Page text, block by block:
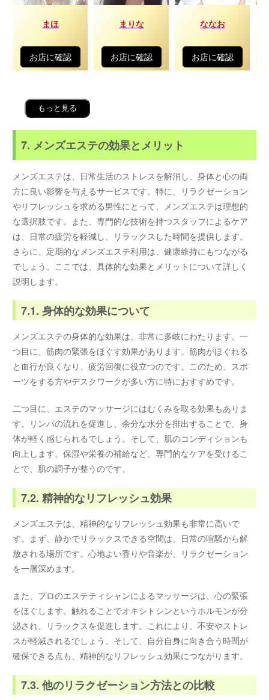
まほ
お店に確認
まりな
お店に確認
ななお
お店に確認
もっと見る
7. メンズエステの効果とメリット
メンズエステは、日常生活のストレスを解消し、身体と心の両
方に良い影響を与えるサービスです。特に、リラクゼーション
やリフレッシュを求める男性にとって、メンズエステは理想的
な選択肢です。また、専門的な技術を持つスタッフによるケア
は、日常の疲労を軽減し、リラックスした時間を提供します。
さらに、定期的なメンズエステ利用は、健康維持にもつながる
でしょう。ここでは、具体的な効果とメリットについて詳しく
説明します。
7.1. 身体的な効果について
メンズエステの身体的な効果は、非常に多岐にわたります。一
つ目に、筋肉の緊張をほぐす効果があります。筋肉がほぐれる
と血行が良くなり、疲労回復に役立つのです。このため、スポ
ーツをする方やデスクワークが多い方に特におすすめです。
二つ目に、エステのマッサージにはむくみを取る効果もありま
す。リンパの流れを促進し、余分な水分を排出することで、身
体が軽く感じられるでしょう。そして、肌のコンディションも
向上します。保湿や栄養の補給など、専門的なケアを受けるこ
とで、肌の調子が整うのです。
7.2. 精神的なリフレッシュ効果
メンズエステは、精神的なリフレッシュ効果も非常に高いで
す。まず、静かでリラックスできる空間は、日常の喧騒から解
放される場所です。心地よい香りや音楽が、リラクゼーション
を一層深めます。
また、プロのエステティシャンによるマッサージは、心の緊張
をほぐします。触れることでオキシトシンというホルモンが分
泌され、リラックスを促進します。これにより、不安やストレ
スが軽減されるでしょう。そして、自分自身に向き合う時間が
確保できる点も、精神的なリフレッシュ効果につながります。
7.3. 他のリラクゼーション方法との比較